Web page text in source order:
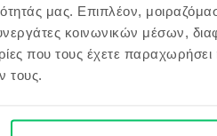
μας. Επιπλέον,
κοινωνικών μέσων,
που τους έχετε παραχωρήσει
τους.
με την